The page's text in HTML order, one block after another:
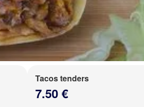
Tacos tenders
7.50 €